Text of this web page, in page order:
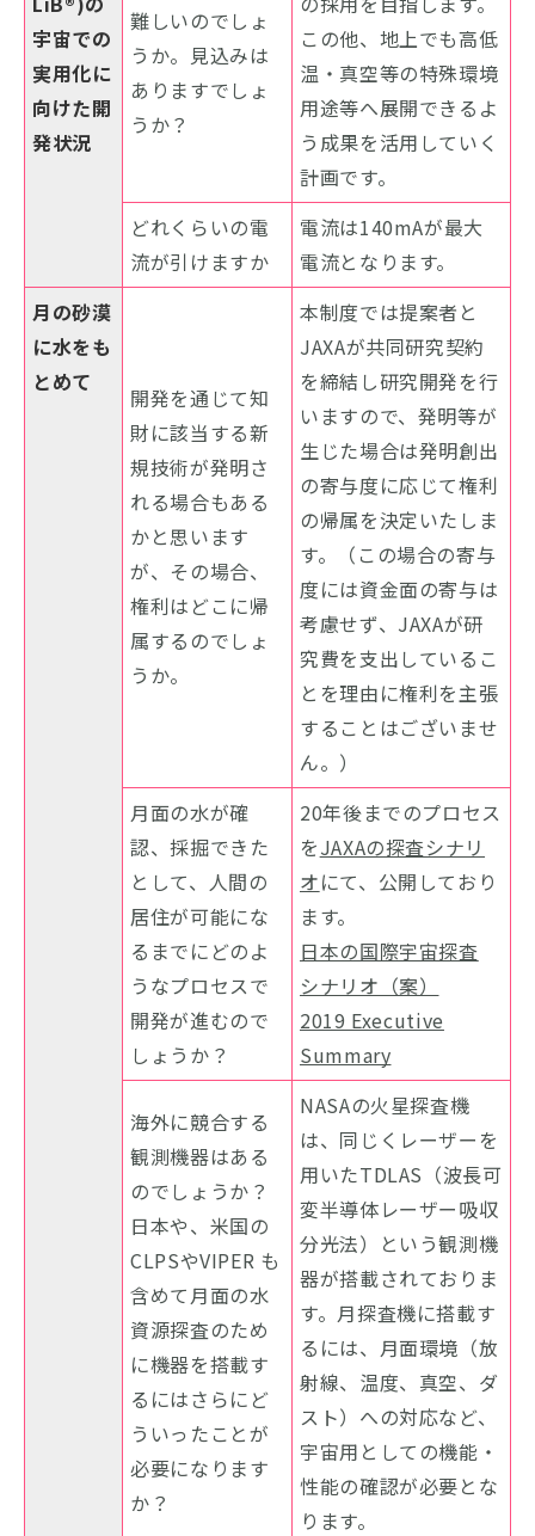
宇宙での
実用化に
向けた開
発状況
難しいのでしょ
うか。見込みは
ありますでしょ
うか？
この他、地上でも高低
温・真空等の特殊環境
用途等へ展開できるよ
う成果を活用していく
計画です。
どれくらいの電
流が引けますか
電流は140mAが最大
電流となります。
月の砂漠
に水をも
とめて
開発を通じて知
財に該当する新
規技術が発明さ
れる場合もある
かと思います
が、その場合、
権利はどこに帰
属するのでしょ
うか。
本制度では提案者と
JAXAが共同研究契約
を締結し研究開発を行
いますので、発明等が
生じた場合は発明創出
の寄与度に応じて権利
の帰属を決定いたしま
す。（この場合の寄与
度には資金面の寄与は
考慮せず、JAXAが研
究費を支出しているこ
とを理由に権利を主張
することはございませ
ん。）
月面の水が確
認、採掘できた
として、人間の
居住が可能にな
るまでにどのよ
うなプロセスで
開発が進むので
しょうか？
20年後までのプロセス
をJAXAの探査シナリ
オにて、公開しており
ます。
日本の国際宇宙探査
シナリオ（案）
2019 Executive
Summary
海外に競合する
観測機器はある
のでしょうか？
日本や、米国の
CLPSやVIPER も
含めて月面の水
資源探査のため
に機器を搭載す
るにはさらにど
ういったことが
必要になります
か？
NASAの火星探査機
は、同じくレーザーを
用いたTDLAS（波長可
変半導体レーザー吸収
分光法）という観測機
器が搭載されておりま
す。月探査機に搭載す
るには、月面環境（放
射線、温度、真空、ダ
スト）への対応など、
宇宙用としての機能・
性能の確認が必要とな
ります。